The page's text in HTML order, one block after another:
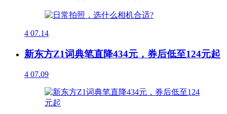
4 07.14
新东方Z1词典笔直降434元，券后低至124元起
4 07.09